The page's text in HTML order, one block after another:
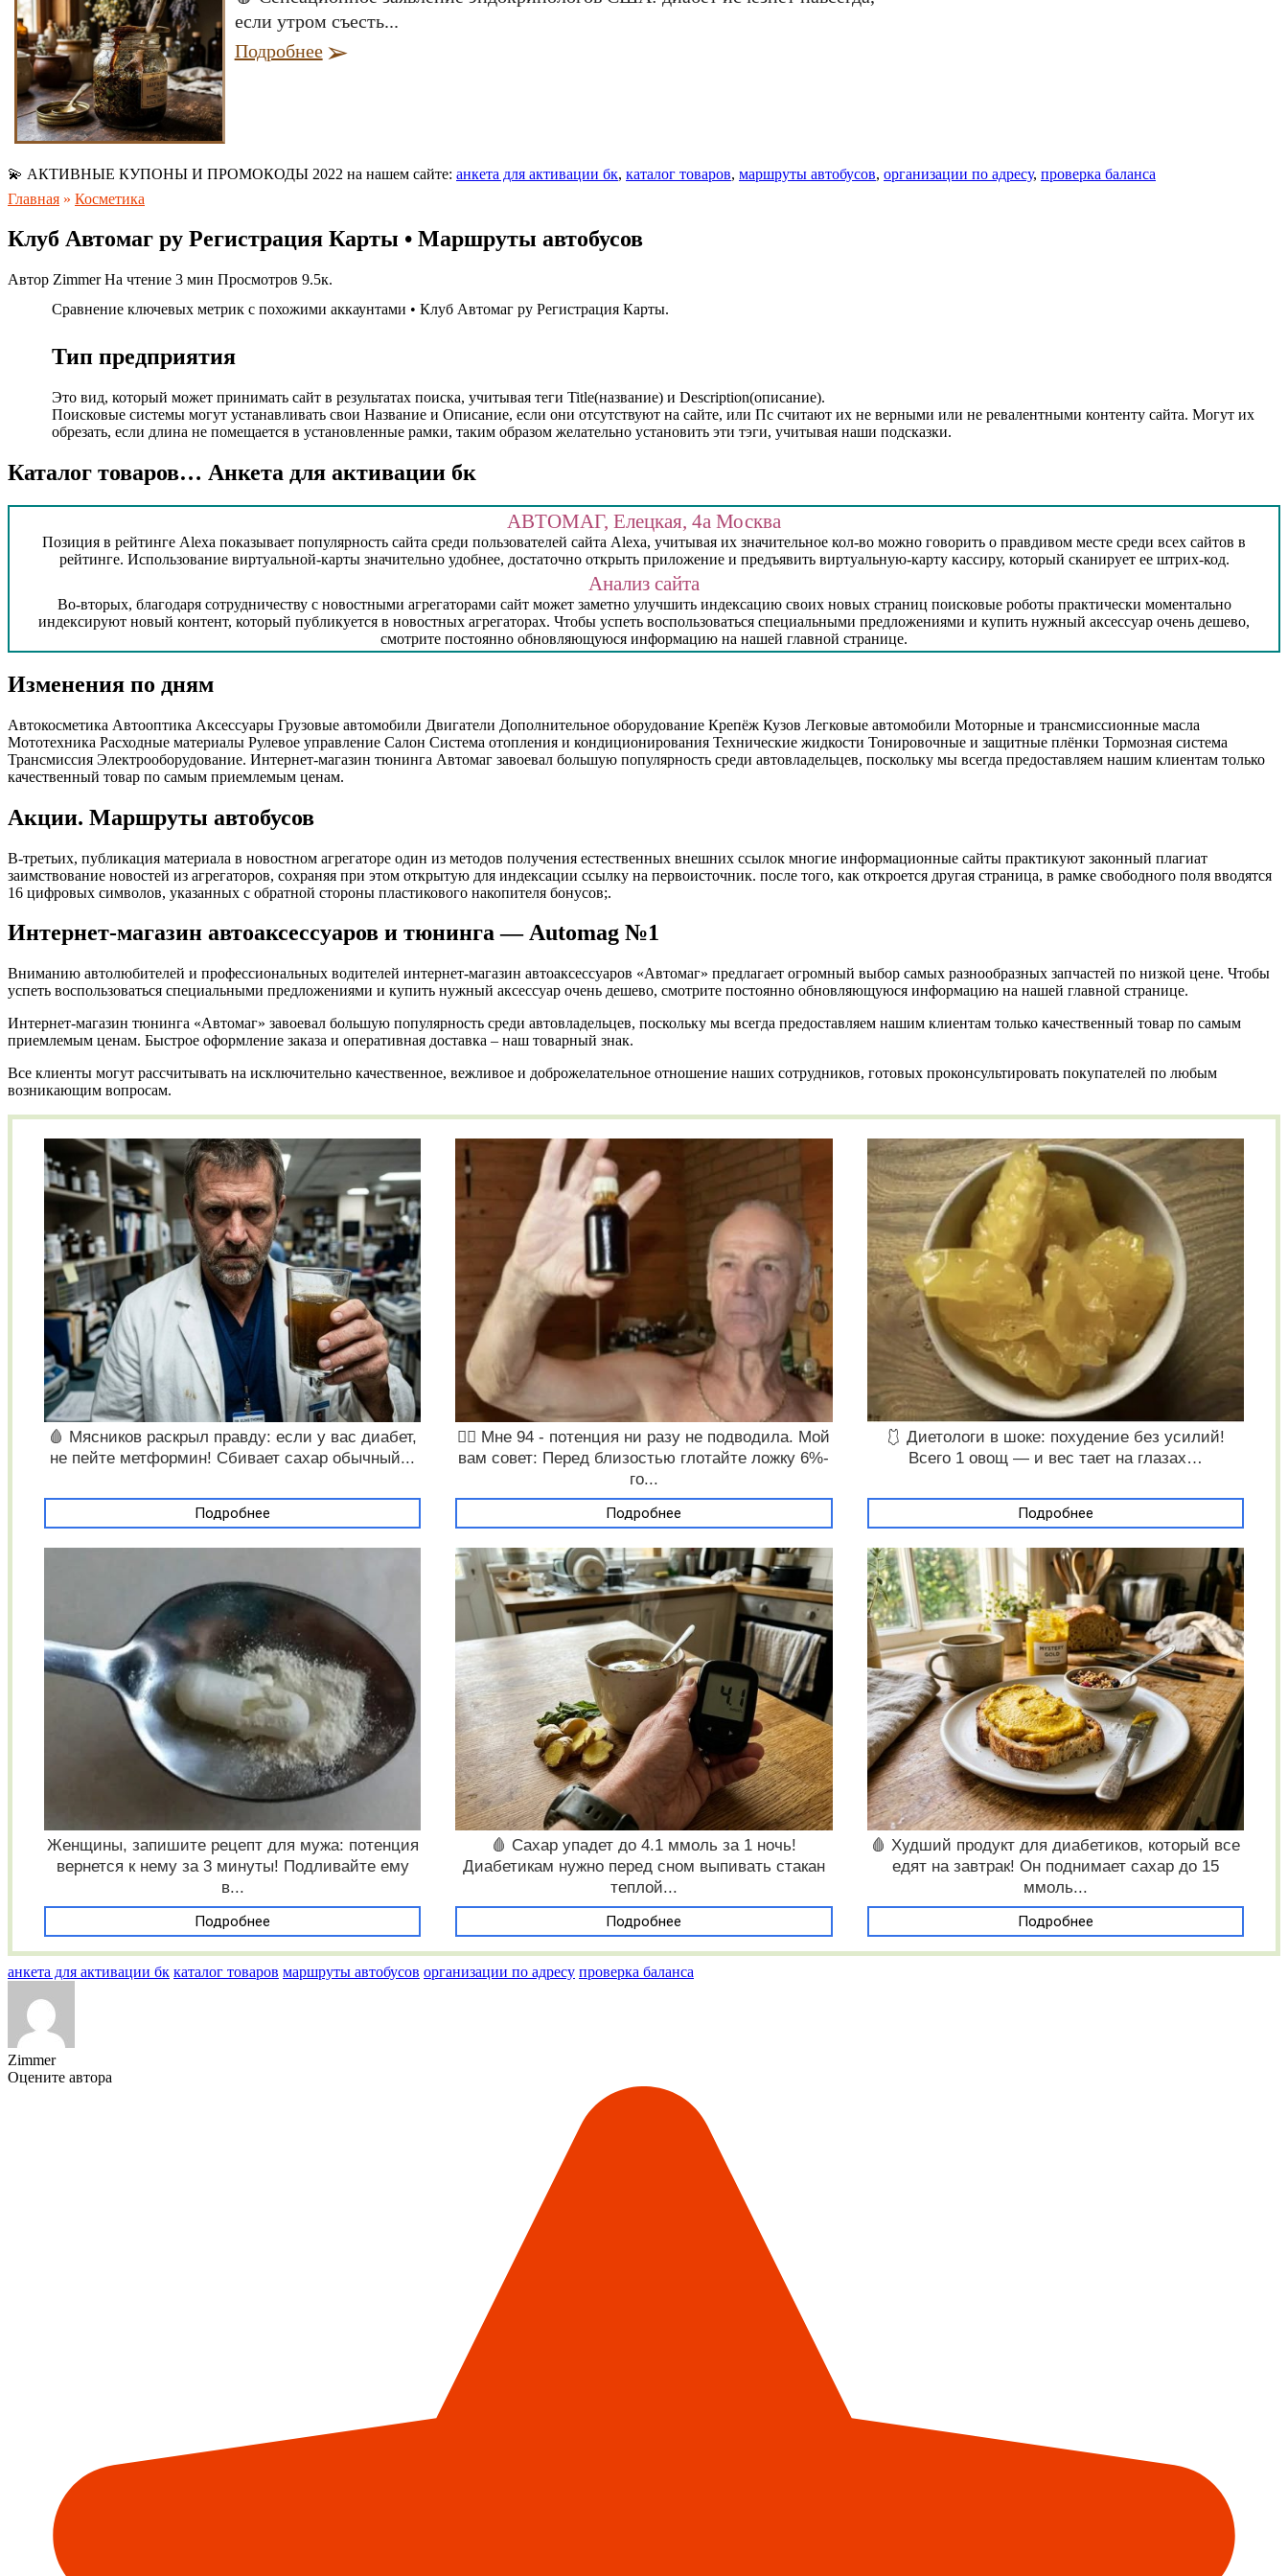
если утром съесть...
Подробнее
💫 АКТИВНЫЕ КУПОНЫ И ПРОМОКОДЫ 2022 на нашем сайте: анкета для активации бк, каталог товаров, маршруты автобусов, организации по адресу, проверка баланса
Главная » Косметика
Клуб Автомаг ру Регистрация Карты • Маршруты автобусов
Автор Zimmer На чтение 3 мин Просмотров 9.5к.
Сравнение ключевых метрик с похожими аккаунтами • Клуб Автомаг ру Регистрация Карты.
Тип предприятия
Это вид, который может принимать сайт в результатах поиска, учитывая теги Title(название) и Description(описание).
Поисковые системы могут устанавливать свои Название и Описание, если они отсутствуют на сайте, или Пс считают их не верными или не ревалентными контенту сайта. Могут их
обрезать, если длина не помещается в установленные рамки, таким образом желательно установить эти тэги, учитывая наши подсказки.
Каталог товаров… Анкета для активации бк
АВТОМАГ, Елецкая, 4а Москва
Позиция в рейтинге Alexa показывает популярность сайта среди пользователей сайта Alexa, учитывая их значительное кол-во можно говорить о правдивом месте среди всех сайтов в
рейтинге. Использование виртуальной-карты значительно удобнее, достаточно открыть приложение и предъявить виртуальную-карту кассиру, который сканирует ее штрих-код.
Анализ сайта
Во-вторых, благодаря сотрудничеству с новостными агрегаторами сайт может заметно улучшить индексацию своих новых страниц поисковые роботы практически моментально
индексируют новый контент, который публикуется в новостных агрегаторах. Чтобы успеть воспользоваться специальными предложениями и купить нужный аксессуар очень дешево,
смотрите постоянно обновляющуюся информацию на нашей главной странице.
Изменения по дням
Автокосметика Автооптика Аксессуары Грузовые автомобили Двигатели Дополнительное оборудование Крепёж Кузов Легковые автомобили Моторные и трансмиссионные масла
Мототехника Расходные материалы Рулевое управление Салон Система отопления и кондиционирования Технические жидкости Тонировочные и защитные плёнки Тормозная система
Трансмиссия Электрооборудование. Интернет-магазин тюнинга Автомаг завоевал большую популярность среди автовладельцев, поскольку мы всегда предоставляем нашим клиентам только
качественный товар по самым приемлемым ценам.
Акции. Маршруты автобусов
В-третьих, публикация материала в новостном агрегаторе один из методов получения естественных внешних ссылок многие информационные сайты практикуют законный плагиат
заимствование новостей из агрегаторов, сохраняя при этом открытую для индексации ссылку на первоисточник. после того, как откроется другая страница, в рамке свободного поля вводятся
16 цифровых символов, указанных с обратной стороны пластикового накопителя бонусов;.
Интернет-магазин автоаксессуаров и тюнинга — Automag №1
Вниманию автолюбителей и профессиональных водителей интернет-магазин автоаксессуаров «Автомаг» предлагает огромный выбор самых разнообразных запчастей по низкой цене. Чтобы
успеть воспользоваться специальными предложениями и купить нужный аксессуар очень дешево, смотрите постоянно обновляющуюся информацию на нашей главной странице.
Интернет-магазин тюнинга «Автомаг» завоевал большую популярность среди автовладельцев, поскольку мы всегда предоставляем нашим клиентам только качественный товар по самым
приемлемым ценам. Быстрое оформление заказа и оперативная доставка – наш товарный знак.
Все клиенты могут рассчитывать на исключительно качественное, вежливое и доброжелательное отношение наших сотрудников, готовых проконсультировать покупателей по любым
возникающим вопросам.
🩸 Мясников раскрыл правду: если у вас диабет,
не пейте метформин! Сбивает сахар обычный...
Подробнее
❤️‍🔥 Мне 94 - потенция ни разу не подводила. Мой
вам совет: Перед близостью глотайте ложку 6%-
го...
Подробнее
🩱 Диетологи в шоке: похудение без усилий!
Всего 1 овощ — и вес тает на глазах…
Подробнее
Женщины, запишите рецепт для мужа: потенция
вернется к нему за 3 минуты! Подливайте ему
в...
Подробнее
🩸 Сахар упадет до 4.1 ммоль за 1 ночь!
Диабетикам нужно перед сном выпивать стакан
теплой...
Подробнее
🩸 Худший продукт для диабетиков, который все
едят на завтрак! Он поднимает сахар до 15
ммоль...
Подробнее
анкета для активации бк каталог товаров маршруты автобусов организации по адресу проверка баланса
Zimmer
Оцените автора